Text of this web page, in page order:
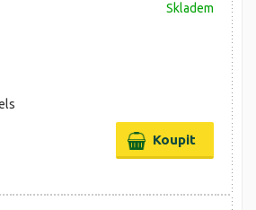
Skladem